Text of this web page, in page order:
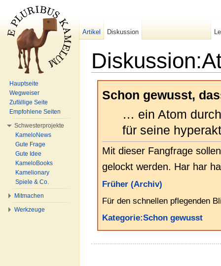
Schon gewusst,
… ein Atom
für seine
Mit dieser Fangfrage
gelockt werden. Har har
Früher (Archiv)
Für den schnellen pflegenden
Kategorie:Schon gewusst
Artikel Diskussion
Hauptseite
Wegweiser
Zufällige Seite
Empfohlene Seiten
Schwesterprojekte
KameloNews
Gute Frage
Gute Idee
KameloBooks
Kamelionary
Spiele & Co.
Mitmachen
Werkzeuge